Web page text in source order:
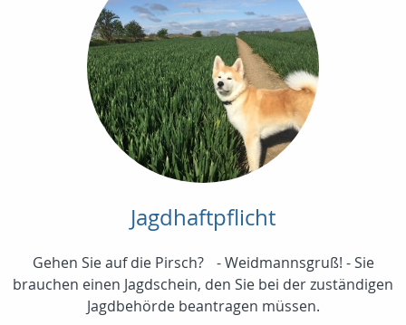
Jagdhaftpflicht
Gehen Sie auf die Pirsch? - Weidmannsgruß! - Sie
brauchen einen Jagdschein, den Sie bei der zuständigen
Jagdbehörde beantragen müssen.